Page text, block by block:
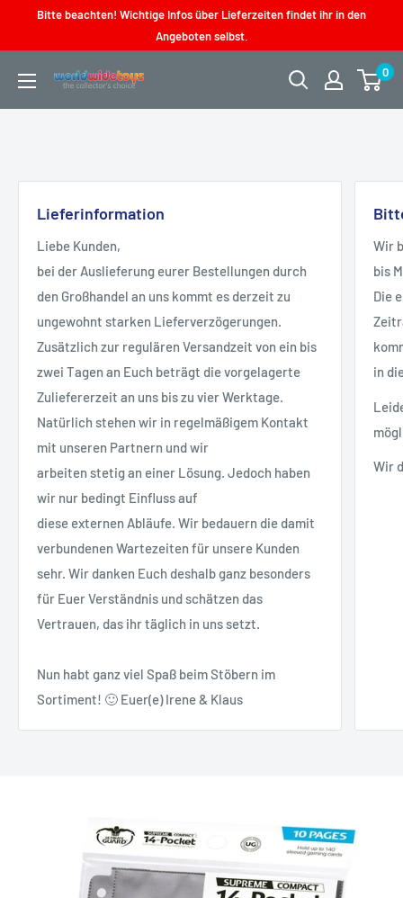
Bitte beachten! Wichtige Infos über Lieferzeiten findet ihr in den
Angeboten selbst.
worldwidetoys
0
Lieferinformation
Liebe Kunden,
bei der Auslieferung eurer Bestellungen durch
den Großhandel an uns kommt es derzeit zu
ungewohnt starken Lieferverzögerungen.
Zusätzlich zur regulären Versandzeit von ein bis
zwei Tagen an Euch beträgt die vorgelagerte
Zuliefererzeit an uns bis zu vier Werktage.
Natürlich stehen wir in regelmäßigem Kontakt
mit unseren Partnern und wir
arbeiten stetig an einer Lösung. Jedoch haben
wir nur bedingt Einfluss auf
diese externen Abläufe. Wir bedauern die damit
verbundenen Wartezeiten für unsere Kunden
sehr. Wir danken Euch deshalb ganz besonders
für Euer Verständnis und schätzen das
Vertrauen, das ihr täglich in uns setzt.
Nun habt ganz viel Spaß beim Stöbern im
Sortiment! 🙂 Euer(e) Irene & Klaus
Wir
bis
Die
in
Wir